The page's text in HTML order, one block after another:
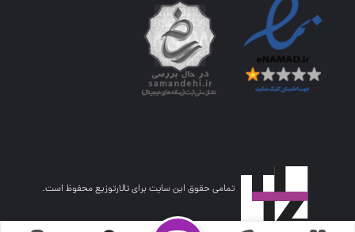
تمامی حقوق این سایت برای تالارتوزیع محفوظ است.